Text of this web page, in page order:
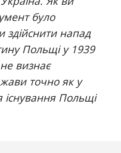
було
здійснити напад
Польщі у 1939
визнає
точно як у
існування Польщі